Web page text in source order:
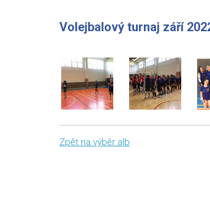
Volejbalový turnaj září
Zpět na výběr alb